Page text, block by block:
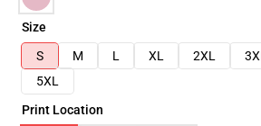
Size
S
M L XL 2XL
5XL
Print Location